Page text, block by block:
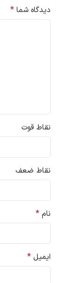
دیدگاه شما *
نقاط قوت
نقاط ضعف
نام *
ایمیل *